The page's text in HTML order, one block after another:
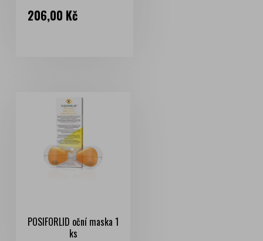
Cena
206,00 Kč
POSIFORLID oční maska 1
ks